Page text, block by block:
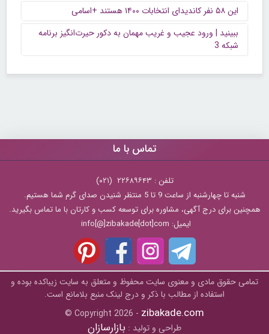
این ۵۸ نفر کاندیدای انتخابات ۱۴۰۰ هستند +اسامی
ببینید | ورود عجیب و غریب مهمان به دکور حیرت‌انگیز برنامه
شبکه 3
تماس با ما
تلفن : ۲۲۶۸۹۶۴۳ (۰۲۱)
شنبه تا چهارشنبه از ساعت 9 تا 5 منتظر شنیدن صدای گرم شما هستیم.
همچنین برای درج آگهی، مشاوره برای توسعه کسب و کارتان با ما تماس بگیرید.
ایمیل: info[@]zibakade[dot]com
تمامی حقوق مادی و معنوی سایت محفوظ و متعلق به سايت زیباکده بوده و
استفاده از مطالب با ذکر و درج لینک منبع بلامانع است.
© Copyright 2026 - zibakade.com
طراحی و تولید : بازارسازان